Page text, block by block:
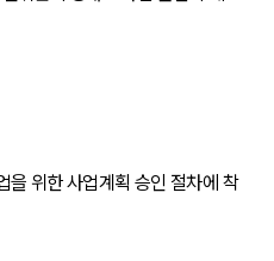
을 위한 사업계획 승인 절차에 착